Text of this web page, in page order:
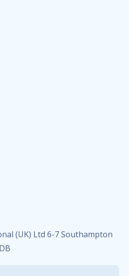
(UK) Ltd 6-7 Southampton